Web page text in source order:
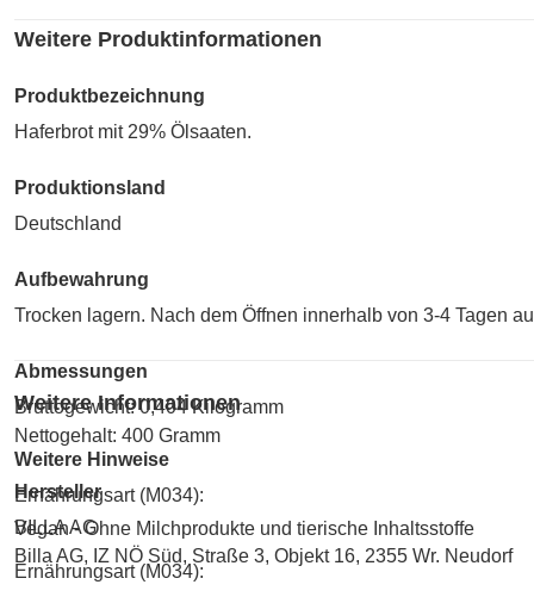
Weitere Produktinformationen
Produktbezeichnung
Haferbrot mit 29% Ölsaaten.
Produktionsland
Deutschland
Aufbewahrung
Trocken lagern. Nach dem Öffnen innerhalb von 3-4 Tagen
Abmessungen
Bruttogewicht: 0,404 Kilogramm
Nettogehalt: 400 Gramm
Hersteller
BILLA AG
Billa AG, IZ NÖ Süd, Straße 3, Objekt 16, 2355 Wr. Neudorf
Weitere Informationen
Weitere Hinweise
Ernährungsart (M034):
Vegan - Ohne Milchprodukte und tierische Inhaltsstoffe
Ernährungsart (M034):